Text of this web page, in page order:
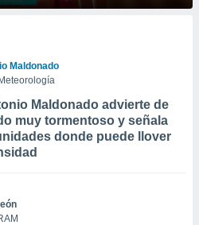
Maldonado
Maldonado advierte de
muy tormentoso y señala
donde puede llover